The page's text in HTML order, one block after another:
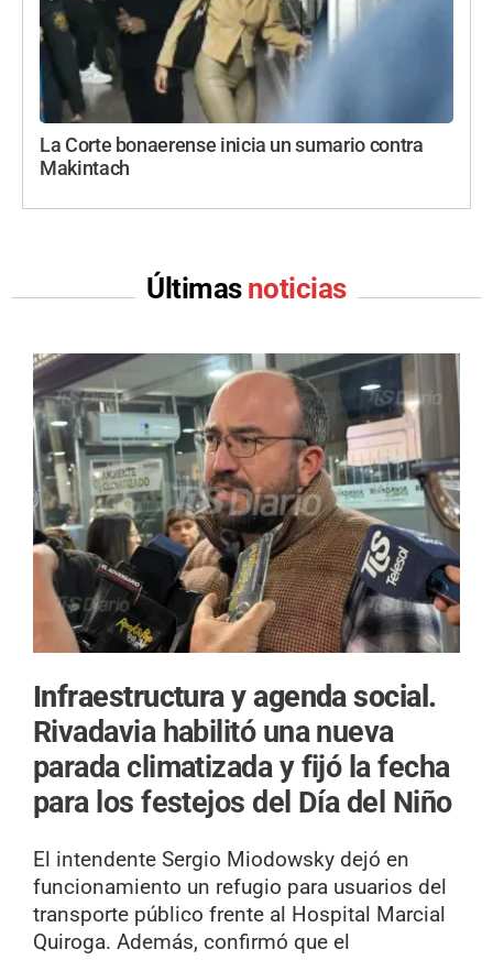
La Corte bonaerense inicia un sumario contra
Makintach
Últimas noticias
Infraestructura y agenda social.
Rivadavia habilitó una nueva
parada climatizada y fijó la fecha
para los festejos del Día del Niño
El intendente Sergio Miodowsky dejó en
funcionamiento un refugio para usuarios del
transporte público frente al Hospital Marcial
Quiroga. Además, confirmó que el